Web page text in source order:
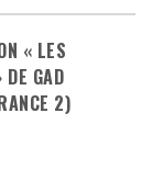
« LES
DE GAD
2)